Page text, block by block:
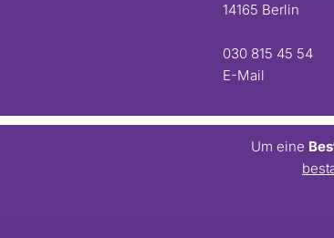
14165 Berlin
030 815 45 54
E-Mail
Um eine